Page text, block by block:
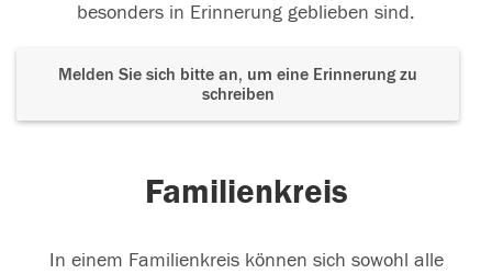
besonders in Erinnerung geblieben sind.
Melden Sie sich bitte an, um eine Erinnerung zu
schreiben
Familienkreis
In einem Familienkreis können sich sowohl alle